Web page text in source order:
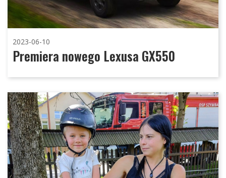
2023-06-10
Premiera nowego Lexusa GX550